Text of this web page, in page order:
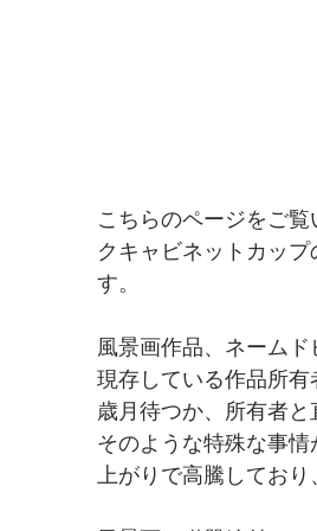
こちらのページをご
クキャビネットカッ
す。
風景画作品、ネームド
現存している作品所
歳月待つか、所有者と
そのような特殊な事
上がりで高騰しており